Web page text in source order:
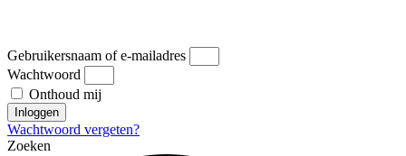
Gebruikersnaam of e-mailadres
Wachtwoord
Onthoud mij
Inloggen
Wachtwoord vergeten?
Zoeken